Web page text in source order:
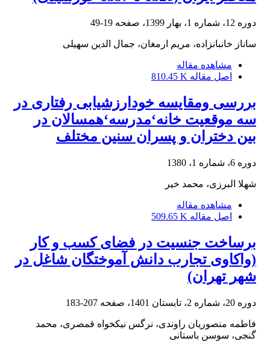
دوره 12، شماره 1، بهار 1399، صفحه 19-49
ساناز خانبانزاده، مریم ارمغان، جمال الدین سهیلی
مشاهده مقاله
اصل مقاله 810.45 K
بررسی ومقایسه خودارزشیابی رفتاری در
سه موقعیت خانه‘مدرسه‘همسالان در
بین دختران و پسران سنین مختلف
دوره 6، شماره 1، 1380
شهلا البرزی، محمد خیر
مشاهده مقاله
اصل مقاله 509.65 K
برساخت جنسیت در فضای کسب و کار
(واکاوی تجارب دانش آموختگان شاغل در
شهر تهران)
دوره 20، شماره 2، تابستان 1401، صفحه 207-183
فاطمه منصوریان راوندی، نرگس نیکخواه قمصری، محمد
گنجی، سوسن باستانی